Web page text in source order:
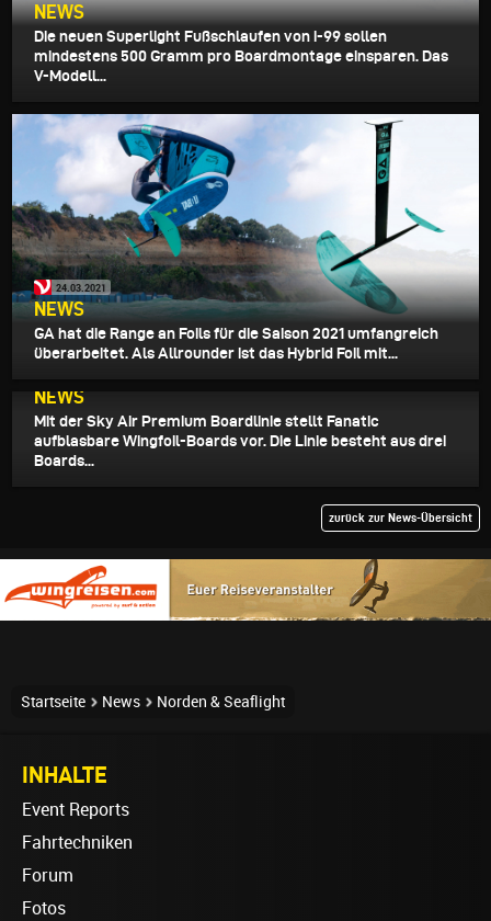
NEWS
Die neuen Superlight Fußschlaufen von i-99 sollen
mindestens 500 Gramm pro Boardmontage einsparen. Das
V-Modell...
24.03.2021
NEWS
GA hat die Range an Foils für die Saison 2021 umfangreich
überarbeitet. Als Allrounder ist das Hybrid Foil mit...
NEWS
Mit der Sky Air Premium Boardlinie stellt Fanatic
aufblasbare Wingfoil-Boards vor. Die Linie besteht aus drei
Boards...
zurück zur News-Übersicht
Startseite News Norden & Seaflight
INHALTE
Event Reports
Fahrtechniken
Forum
Fotos